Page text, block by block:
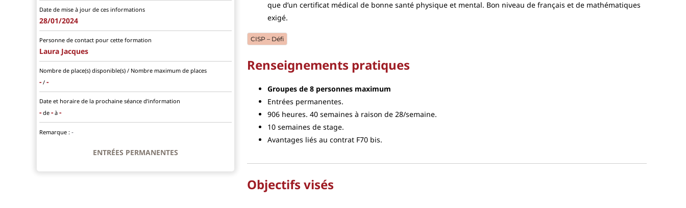
Date de mise à jour de ces informations
28/01/2024
Personne de contact pour cette formation
Laura Jacques
Nombre de place(s) disponible(s) / Nombre maximum de places
- / -
Date et horaire de la prochaine séance d’information
- de - à -
Remarque : -
ENTRÉES PERMANENTES
que d’un certificat médical de bonne santé physique et mental. Bon niveau de français et de mathématiques
exigé.
CISP – Défi
Renseignements pratiques
Groupes de 8 personnes maximum
Entrées permanentes.
906 heures. 40 semaines à raison de 28/semaine.
10 semaines de stage.
Avantages liés au contrat F70 bis.
Objectifs visés